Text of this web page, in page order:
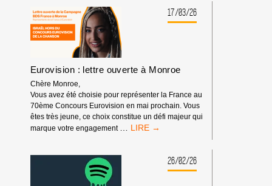
LE
PROGRÈS
HUMAIN,
PARTENAIRE
DE
FESTIVALS
17/03/26
Eurovision : lettre ouverte à Monroe
Chère Monroe,
Vous avez été choisie pour représenter la France au
70ème Concours Eurovision en mai prochain. Vous
êtes très jeune, ce choix constitue un défi majeur qui
marque votre engagement
EUROVISION
OUVERTE26/02/26